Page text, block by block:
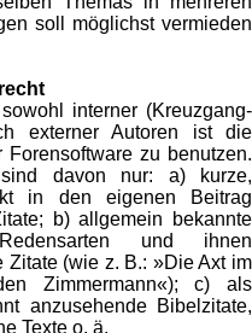
soll möglichst vermieden
interner (Kreuzgang-
externer Autoren ist die
Forensoftware zu benutzen.
sind davon nur: a) kurze,
in den eigenen Beitrag
b) allgemein bekannte
und ihnen
Zitate (wie z. B.: »Die Axt im
Zimmermann«); c) als
anzusehende Bibelzitate,
Texte o. ä.